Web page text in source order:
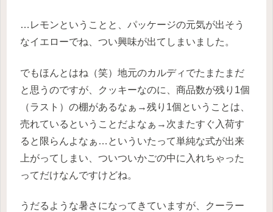
…レモンということと、パッケージの元気が出そう
なイエローでね、つい興味が出てしまいました。
でもほんとはね（笑）地元のカルディでたまたまだ
と思うのですが、クッキーなのに、商品数が残り1個
（ラスト）の棚があるなぁ→残り1個ということは、
売れているということだよなぁ→次またすぐ入荷す
ると限らんよなぁ…といういたって単純な式が出来
上がってしまい、ついついかごの中に入れちゃった
ってだけなんですけどね。
うだるような暑さになってきていますが、クーラー